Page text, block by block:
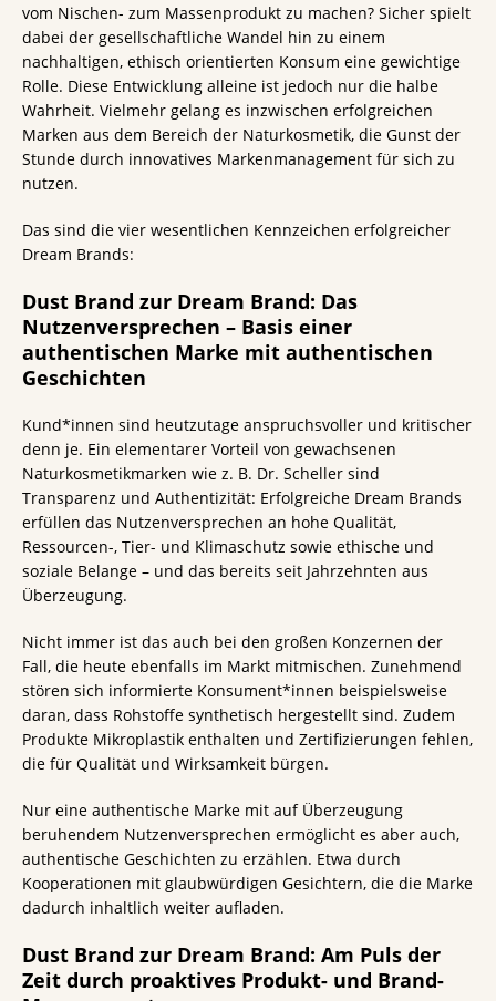
vom Nischen- zum Massenprodukt zu machen? Sicher spielt
dabei der gesellschaftliche Wandel hin zu einem
nachhaltigen, ethisch orientierten Konsum eine gewichtige
Rolle. Diese Entwicklung alleine ist jedoch nur die halbe
Wahrheit. Vielmehr gelang es inzwischen erfolgreichen
Marken aus dem Bereich der Naturkosmetik, die Gunst der
Stunde durch innovatives Markenmanagement für sich zu
nutzen.
Das sind die vier wesentlichen Kennzeichen erfolgreicher
Dream Brands:
Dust Brand zur Dream Brand: Das
Nutzenversprechen – Basis einer
authentischen Marke mit authentischen
Geschichten
Kund*innen sind heutzutage anspruchsvoller und kritischer
denn je. Ein elementarer Vorteil von gewachsenen
Naturkosmetikmarken wie z. B. Dr. Scheller sind
Transparenz und Authentizität: Erfolgreiche Dream Brands
erfüllen das Nutzenversprechen an hohe Qualität,
Ressourcen-, Tier- und Klimaschutz sowie ethische und
soziale Belange – und das bereits seit Jahrzehnten aus
Überzeugung.
Nicht immer ist das auch bei den großen Konzernen der
Fall, die heute ebenfalls im Markt mitmischen. Zunehmend
stören sich informierte Konsument*innen beispielsweise
daran, dass Rohstoffe synthetisch hergestellt sind. Zudem
Produkte Mikroplastik enthalten und Zertifizierungen fehlen,
die für Qualität und Wirksamkeit bürgen.
Nur eine authentische Marke mit auf Überzeugung
beruhendem Nutzenversprechen ermöglicht es aber auch,
authentische Geschichten zu erzählen. Etwa durch
Kooperationen mit glaubwürdigen Gesichtern, die die Marke
dadurch inhaltlich weiter aufladen.
Dust Brand zur Dream Brand: Am Puls der
Zeit durch proaktives Produkt- und Brand-